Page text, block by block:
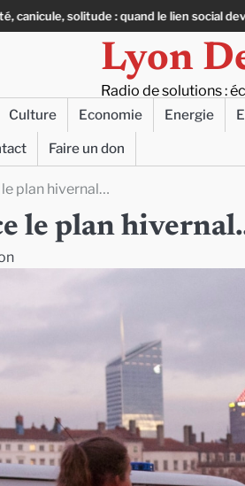
lien social devient essentiel « Ça
Lyon
Radio de solutions :
Culture Economie Energie
Faire un don
plan hivernal…
le plan